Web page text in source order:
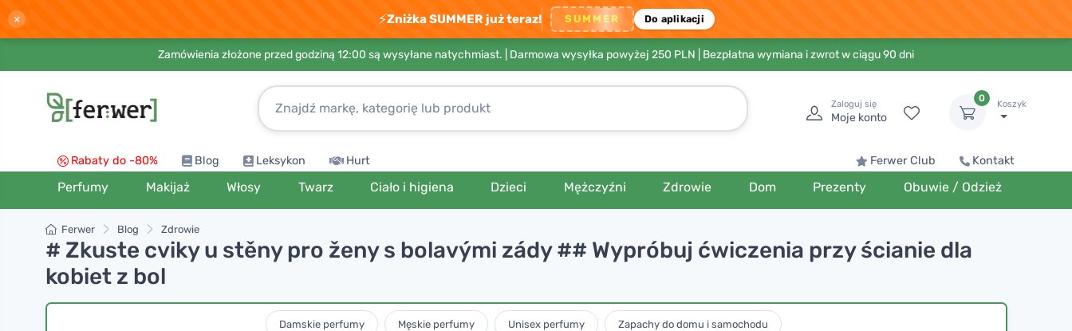
× ⚡Zniżka SUMMER już teraz! SUMMER Do aplikacji
Zamówienia złożone przed godziną 12:00 są wysyłane natychmiast. | Darmowa wysyłka powyżej 250 PLN | Bezpłatna wymiana i zwrot w ciągu 90 dni
Zaloguj się
Moje konto
0
Koszyk
Rabaty do -80% Blog Leksykon Hurt Ferwer Club Kontakt
Perfumy Makijaż Włosy Twarz Ciało i higiena Dzieci Mężczyźni Zdrowie Dom Prezenty Obuwie / Odzież
Ferwer Blog Zdrowie
# Zkuste cviky u stěny pro ženy s bolavými zády ## Wypróbuj ćwiczenia przy ścianie dla
kobiet z bol
Damskie perfumy Męskie perfumy Unisex perfumy Zapachy do domu i samochodu